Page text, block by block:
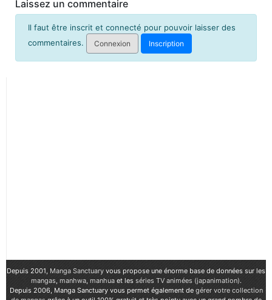
Laissez un commentaire
Il faut être inscrit et connecté pour pouvoir laisser des
commentaires.
Connexion Inscription
Depuis 2001, Manga Sanctuary vous propose une énorme base de données sur les
mangas, manhwa, manhuaet les séries TV animées (japanimation).
Depuis 2006, Manga Sanctuary vous permet également de gérer votre collection